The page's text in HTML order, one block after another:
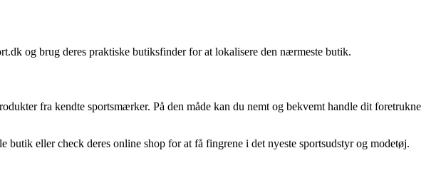
og brug deres praktiske butiksfinder for at lokalisere den nærmeste butik.
fra kendte sportsmærker. På den måde kan du nemt og bekvemt handle dit foretrukne
eller check deres online shop for at få fingrene i det nyeste sportsudstyr og modetøj.